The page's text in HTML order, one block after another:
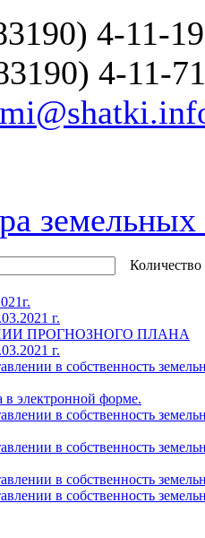
4-11-
4-11-
г.
ПРОГНОЗНОГО ПЛАНА
г.
в собственность
электронной форме.
в собственность
в собственность
в собственность
в собственность